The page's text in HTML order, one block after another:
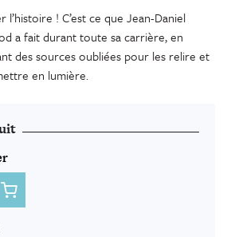
l’histoire ! C’est ce que Jean-Daniel
a fait durant toute sa carrière, en
des sources oubliées pour les relire et
en lumière.
